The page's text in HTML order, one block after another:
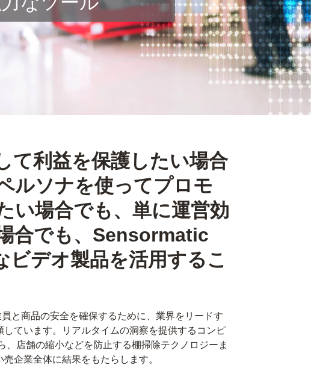
て利益を保護したい場合
ルソナを使ってプロモ
い場合でも、単に運営効
合でも、Sensormatic
デオ製品を活用するこ
と商品の安全を確保するために、業界をリードす
ています。リアルタイムの洞察を提供するコンピ
、店舗の縮小などを防止する棚掃除テクノロジーま
企業全体に結果をもたらします。